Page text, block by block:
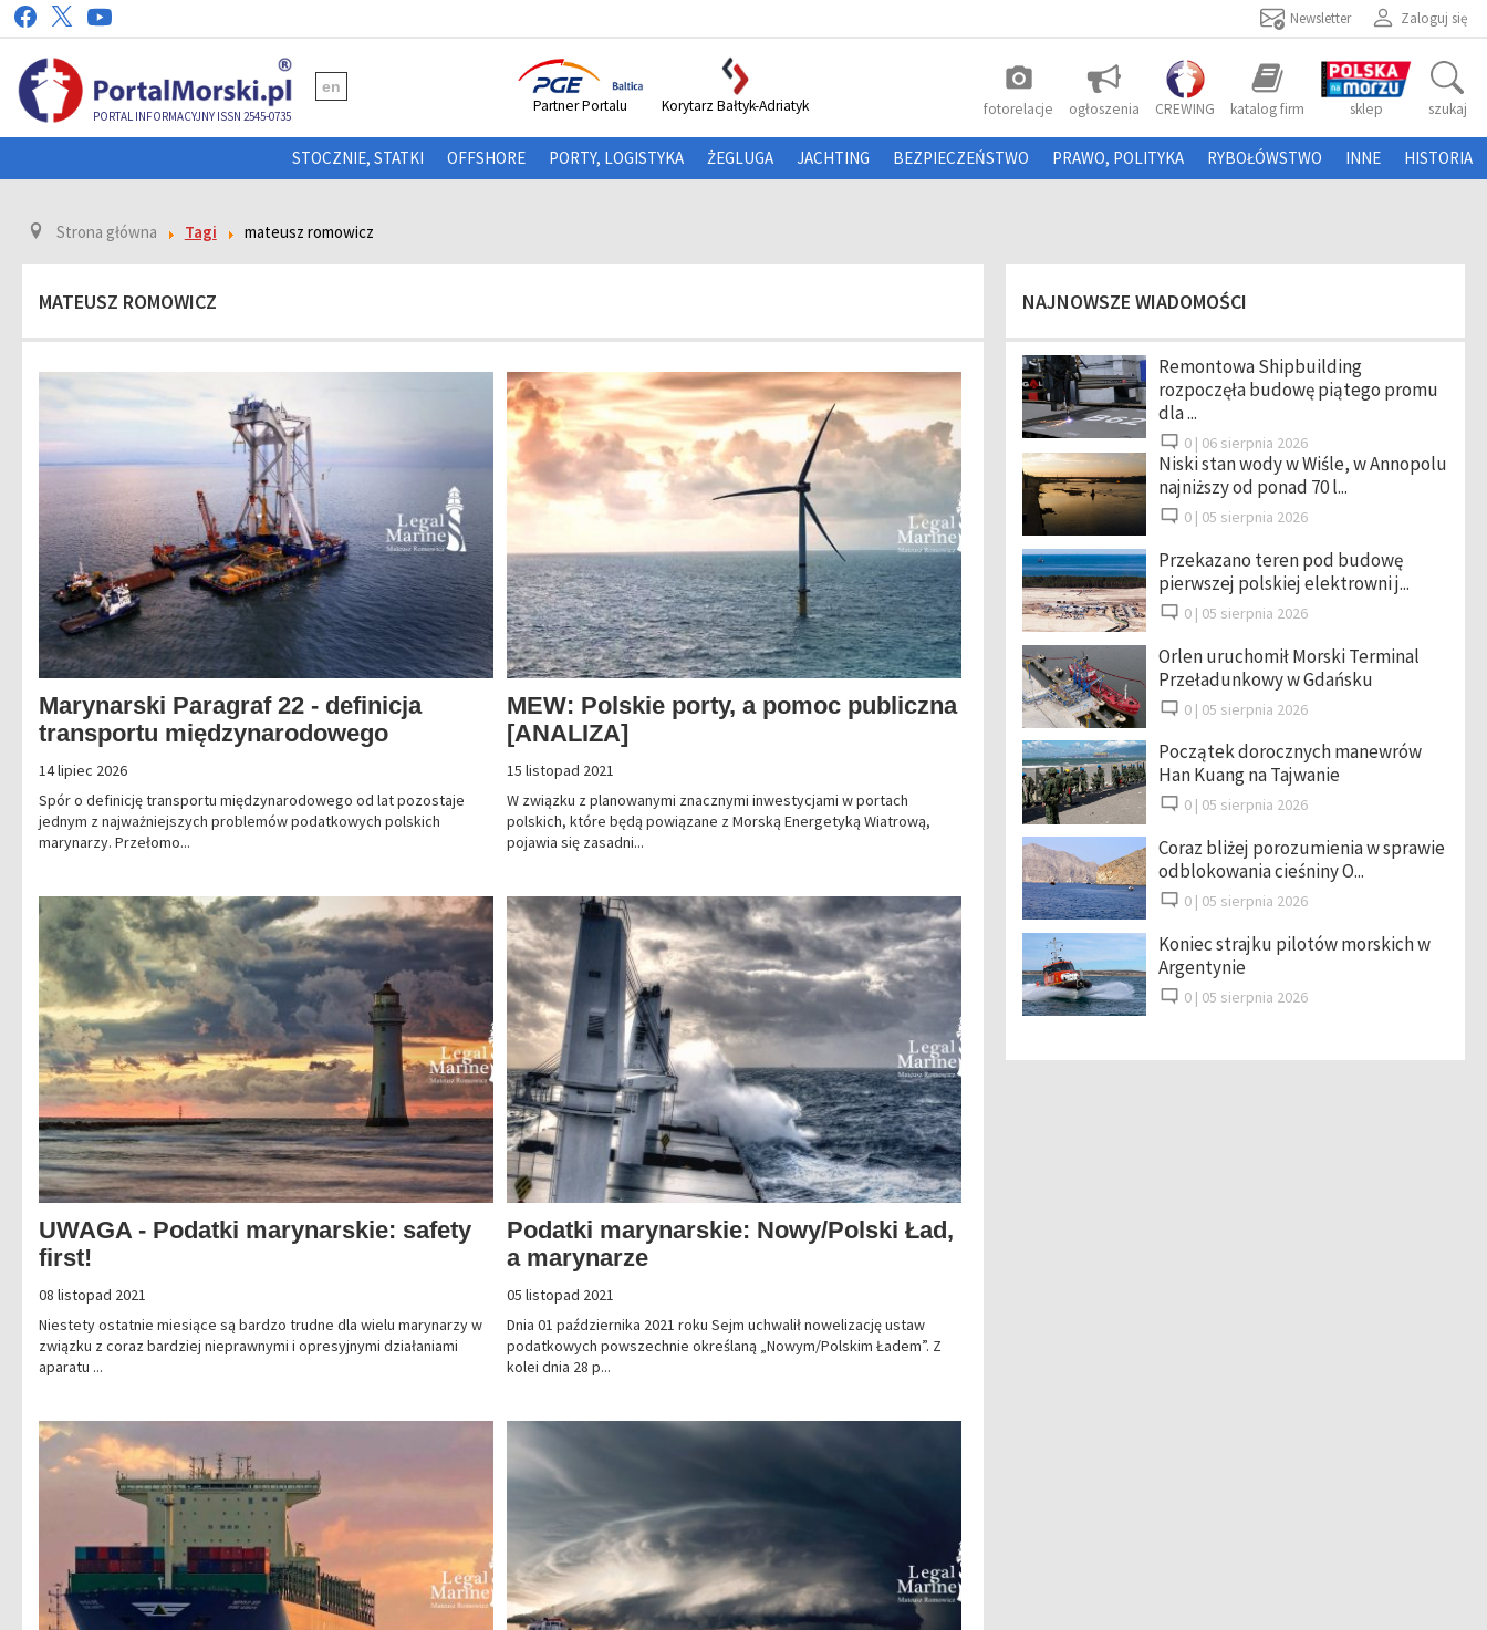
Zaloguj się
Newsletter
PORTAL INFORMACYJNY ISSN 2545-0735
en photo_camera
fotorelacje ogłoszenia CREWING katalog firm sklep szukaj
Partner Portalu Korytarz Bałtyk-Adriatyk
STOCZNIE, STATKI OFFSHORE PORTY, LOGISTYKA ŻEGLUGA JACHTING BEZPIECZEŃSTWO PRAWO, POLITYKA RYBOŁÓWSTWO INNE HISTORIA
Strona główna Tagi mateusz romowicz
MATEUSZ ROMOWICZ
Marynarski Paragraf 22 - definicja
transportu międzynarodowego
14 lipiec 2026
Spór o definicję transportu międzynarodowego od lat pozostaje
jednym z najważniejszych problemów podatkowych polskich
marynarzy. Przełomo...
MEW: Polskie porty, a pomoc publiczna
[ANALIZA]
15 listopad 2021
W związku z planowanymi znacznymi inwestycjami w portach
polskich, które będą powiązane z Morską Energetyką Wiatrową,
pojawia się zasadni...
UWAGA - Podatki marynarskie: safety
first!
08 listopad 2021
Niestety ostatnie miesiące są bardzo trudne dla wielu marynarzy w
związku z coraz bardziej nieprawnymi i opresyjnymi działaniami
aparatu ...
Podatki marynarskie: Nowy/Polski Ład,
a marynarze
05 listopad 2021
Dnia 01 października 2021 roku Sejm uchwalił nowelizację ustaw
podatkowych powszechnie określaną „Nowym/Polskim Ładem”. Z
kolei dnia 28 p...
NAJNOWSZE WIADOMOŚCI
Remontowa Shipbuilding
rozpoczęła budowę piątego promu
dla ...
0 | 06 sierpnia 2026
Niski stan wody w Wiśle, w Annopolu
najniższy od ponad 70 l...
0 | 05 sierpnia 2026
Przekazano teren pod budowę
pierwszej polskiej elektrowni j...
0 | 05 sierpnia 2026
Orlen uruchomił Morski Terminal
Przeładunkowy w Gdańsku
0 | 05 sierpnia 2026
Początek dorocznych manewrów
Han Kuang na Tajwanie
0 | 05 sierpnia 2026
Coraz bliżej porozumienia w sprawie
odblokowania cieśniny O...
0 | 05 sierpnia 2026
Koniec strajku pilotów morskich w
Argentynie
0 | 05 sierpnia 2026